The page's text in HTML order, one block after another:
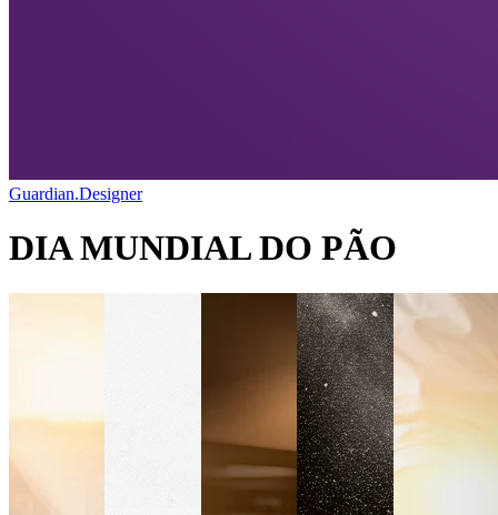
Guardian.Designer
DIA MUNDIAL DO PÃO